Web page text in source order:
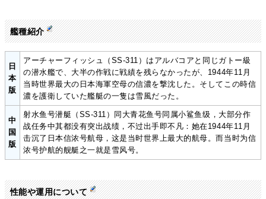
艦種紹介
日
本
版
アーチャーフィッシュ（SS-311）はアルバコアと同じガトー級
の潜水艦で、大半の作戦に戦績を残らなかったが、1944年11月
当時世界最大の日本海軍空母の信濃を撃沈した。そしてこの時信
濃を護衛していた艦艇の一隻は雪風だった。
中
国
版
射水鱼号潜艇（SS-311）同大青花鱼号同属小鲨鱼级，大部分作
战任务中其都没有突出战绩，不过出手即不凡：她在1944年11月
击沉了日本信浓号航母，这是当时世界上最大的航母。而当时为信
浓号护航的舰艇之一就是雪风号。
性能や運用について